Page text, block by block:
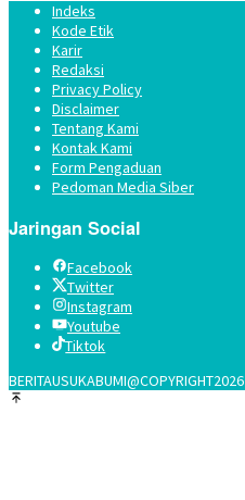
Indeks
Kode Etik
Karir
Redaksi
Privacy Policy
Disclaimer
Tentang Kami
Kontak Kami
Form Pengaduan
Pedoman Media Siber
Jaringan Social
Facebook
Twitter
Instagram
Youtube
Tiktok
BERITAUSUKABUMI@COPYRIGHT2026